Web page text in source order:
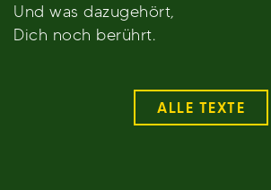
Und was dazugehört,
Dich noch berührt.
ALLE TEXTE